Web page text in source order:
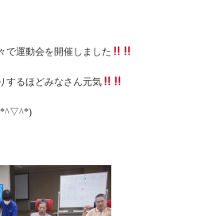
運動会を開催しました
するほどみなさん元気
(*^▽^*)